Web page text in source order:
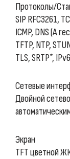
Протоколы/
SIP RFC3261,
ICMP, DNS (A
TFTP, NTP,
TLS, SRTP*, IPv6
Сетевые
Двойной
Экран
TFT цветной